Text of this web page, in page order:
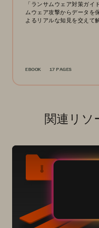
「ランサムウェア対策ガ
ムウェア攻撃からデータを
よるリアルな知見を交えて
EBOOK 17 PAGES
関連リソ